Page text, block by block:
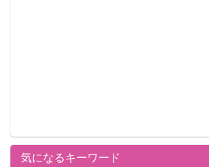
気になるキーワード